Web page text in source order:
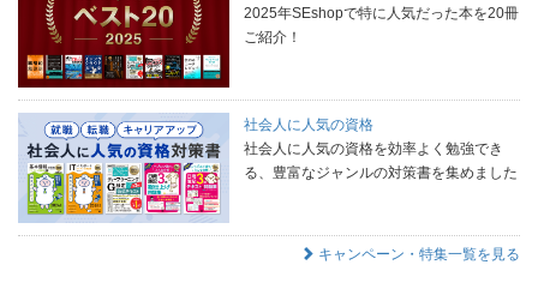
2025年SEshopで特に人気だった本を20冊
ご紹介！
社会人に人気の資格
社会人に人気の資格を効率よく勉強でき
る、豊富なジャンルの対策書を集めました
キャンペーン・特集一覧を見る